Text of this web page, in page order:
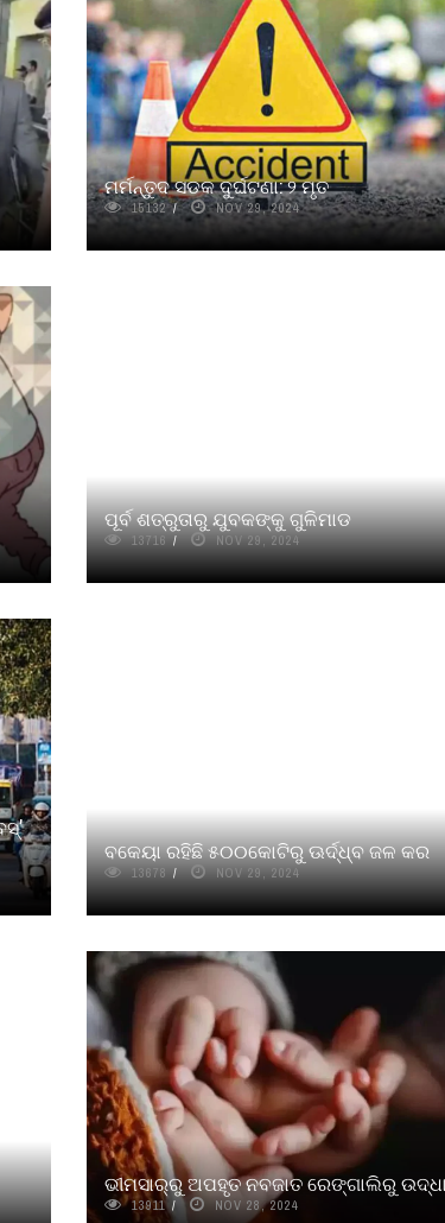
ମର୍ମନ୍ତୁଦ ସଡକ ଦୁର୍ଘଟଣା: ୨ ମୃତ
15132 NOV 29, 2024
ପୂର୍ବ ଶତ୍ରୁତାରୁ ଯୁବକଙ୍କୁ ଗୁଳିମାଡ
13716 NOV 29, 2024
ବକେୟା ରହିଛି ୫୦୦କୋଟିରୁ ଊର୍ଦ୍ଧ୍ବ ଜଳ କର
13678 NOV 29, 2024
ଭୀମସାର୍‌ରୁ ଅପହୃତ ନବଜାତ ରେଙ୍ଗାଲିରୁ
13911 NOV 28, 2024